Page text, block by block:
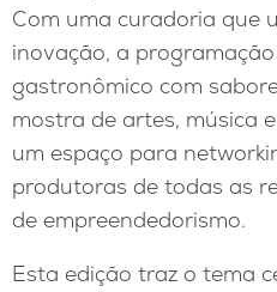
Com uma curadoria que
inovação, a
gastronômico com
mostra de artes, música
um espaço para
produtoras de todas as
de empreendedorismo.
Esta edição traz o tema